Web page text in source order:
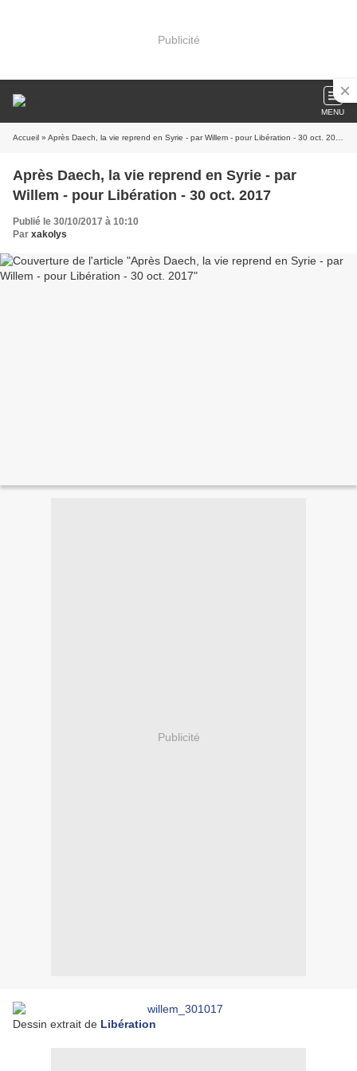
Publicité
MENU
Accueil » Après Daech, la vie reprend en Syrie - par Willem - pour Libération - 30 oct. 2017
Après Daech, la vie reprend en Syrie - par
Willem - pour Libération - 30 oct. 2017
Publié le 30/10/2017 à 10:10
Par xakolys
Publicité
Dessin extrait de Libération